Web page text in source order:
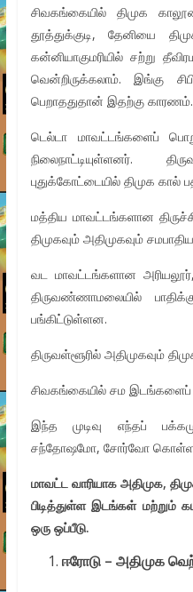
சிவகங்கையில் திமுக
தூத்துக்குடி, தேனியை
கன்னியாகுமரியில் சற்று
வென்றிருக்கலாம். இங்கு
பெறாததுதான் இதற்கு காரணம்.
டெல்டா மாவட்டங்களைப்
நிலைநாட்டியுள்ளனர்.
புதுக்கோட்டையில் திமுக கால்
மத்திய மாவட்டங்களான
திமுகவும் அதிமுகவும்
வட மாவட்டங்களான அரியலூர்,
திருவண்ணாமலையில்
பங்கிட்டுள்ளன.
திருவள்ளூரில் அதிமுகவும்
சிவகங்கையில் சம இடங்களைப்
இந்த முடிவு எந்தப்
சந்தோஷமோ, சோர்வோ
மாவட்ட வாரியாக அதிமுக,
பிடித்துள்ள இடங்கள் மற்றும்
ஒரு ஒப்பீடு.
ஈரோடு – அதிமுக